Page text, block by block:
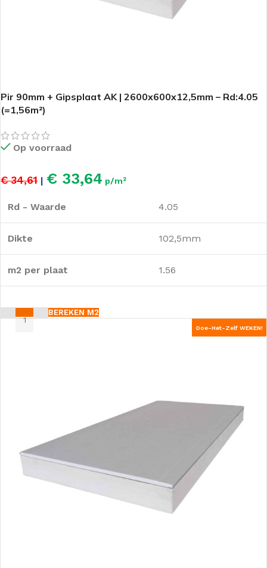
Pir 90mm + Gipsplaat AK | 2600x600x12,5mm – Rd:4.05
(=1,56m²)
Op voorraad
€ 34,61 | € 33,64 p/m²
Rd - Waarde 4.05
Dikte 102,5mm
m2 per plaat 1.56
BEREKEN M2
Doe-Het-Zelf WEKEN!